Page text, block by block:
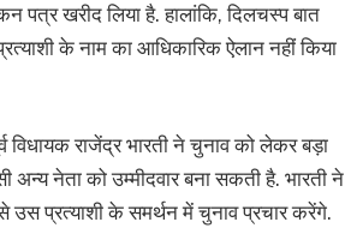
पत्र खरीद लिया है. हालांकि, दिलचस्प बात
के नाम का आधिकारिक ऐलान नहीं किया
राजेंद्र भारती ने चुनाव को लेकर बड़ा
अन्य नेता को उम्मीदवार बना सकती है. भारती ने
उस प्रत्याशी के समर्थन में चुनाव प्रचार करेंगे.